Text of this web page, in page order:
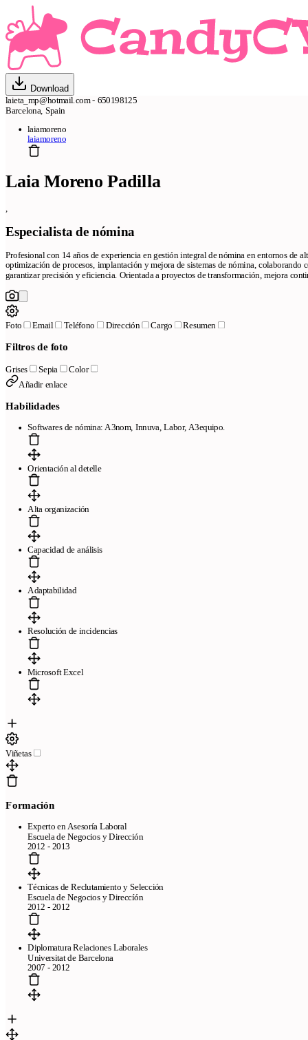
Download
laieta_mp@hotmail.com - 650198125
Barcelona, Spain
laiamoreno
laiamoreno
Laia Moreno Padilla
Especialista de nómina
Profesional con 14 años de experiencia en gestión integral de nómina en entornos de
optimización de procesos, implantación y mejora de sistemas de nómina, colaborando
garantizar precisión y eficiencia. Orientada a proyectos de transformación, mejora
Foto Email Teléfono Dirección Cargo Resumen
Filtros de foto
Grises Sepia
Color
Añadir enlace
Habilidades
Softwares de nómina: A3nom, Innuva, Labor, A3equipo.
Orientación al detelle
Alta organización
Capacidad de análisis
Adaptabilidad
Resolución de incidencias
Microsoft Excel
Viñetas
Formación
Experto en Asesoría Laboral
Escuela de Negocios y Dirección
2012 - 2013
Técnicas de Reclutamiento y Selección
Escuela de Negocios y Direccíón
2012 - 2012
Diplomatura Relaciones Laborales
Universitat de Barcelona
2007 - 2012